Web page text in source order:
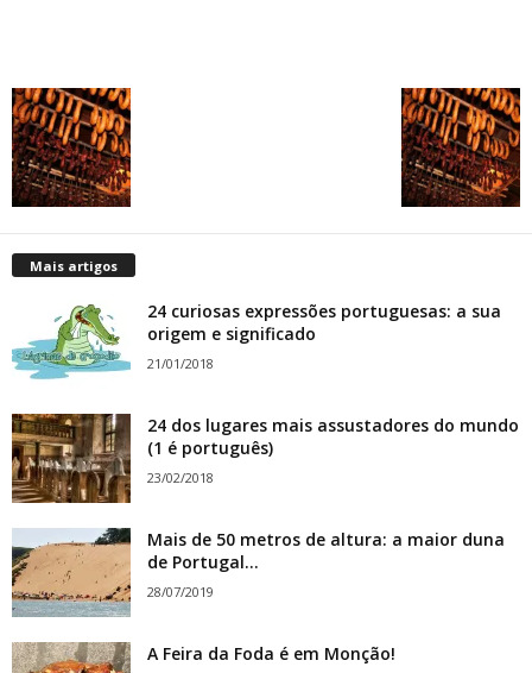
Mais artigos
24 curiosas expressões portuguesas: a sua
origem e significado
21/01/2018
24 dos lugares mais assustadores do mundo
(1 é português)
23/02/2018
Mais de 50 metros de altura: a maior duna
de Portugal...
28/07/2019
A Feira da Foda é em Monção!